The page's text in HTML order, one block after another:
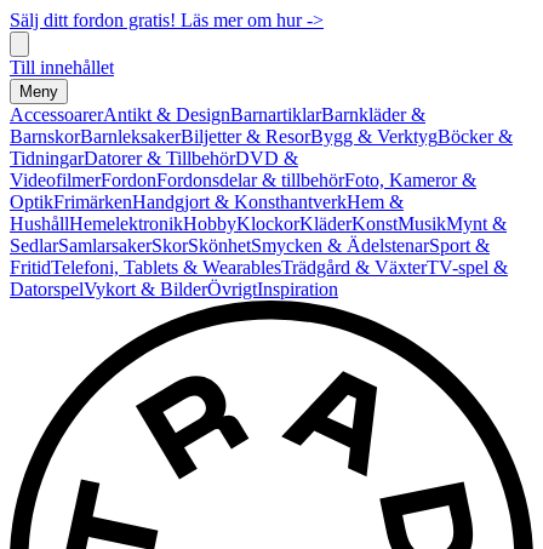
Sälj ditt fordon gratis! Läs mer om hur ->
Till innehållet
Meny
AccessoarerAntikt & DesignBarnartiklarBarnkläder &
BarnskorBarnleksakerBiljetter & ResorBygg & VerktygBöcker &
TidningarDatorer & TillbehörDVD &
VideofilmerFordonFordonsdelar & tillbehörFoto, Kameror &
OptikFrimärkenHandgjort & KonsthantverkHem &
HushållHemelektronikHobbyKlockorKläderKonstMusikMynt &
SedlarSamlarsakerSkorSkönhetSmycken & ÄdelstenarSport &
FritidTelefoni, Tablets & WearablesTrädgård & VäxterTV-spel &
DatorspelVykort & BilderÖvrigtInspiration